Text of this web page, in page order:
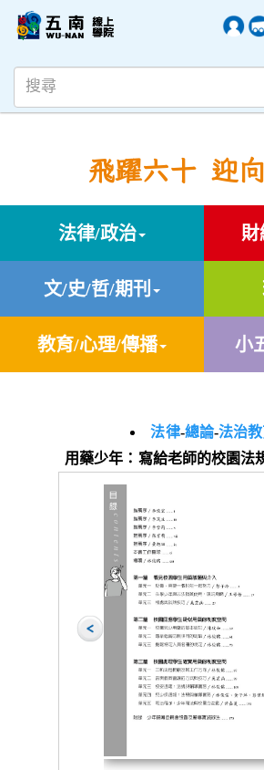
飛躍六十 迎
法律/政治 財
文/史/哲/期刊
教育/心理/傳播 小
法律-總論-法治
用藥少年：寫給老師的校園法